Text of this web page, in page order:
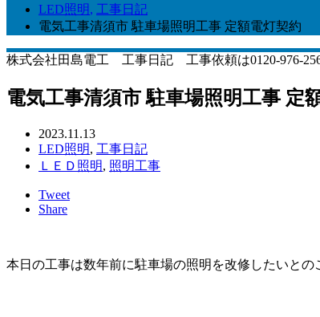
LED照明, 工事日記
電気工事清須市 駐車場照明工事 定額電灯契約
株式会社田島電工 工事日記 工事依頼は0120-976-
電気工事清須市 駐車場照明工事 定
2023.11.13
LED照明, 工事日記
ＬＥＤ照明, 照明工事
Tweet
Share
本日の工事は数年前に駐車場の照明を改修したいと